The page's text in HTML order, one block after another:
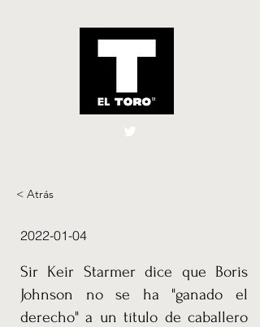
El Toro España
< Atrás
2022-01-04
Sir Keir Starmer dice que Boris
Johnson no se ha "ganado el
derecho" a un título de caballero